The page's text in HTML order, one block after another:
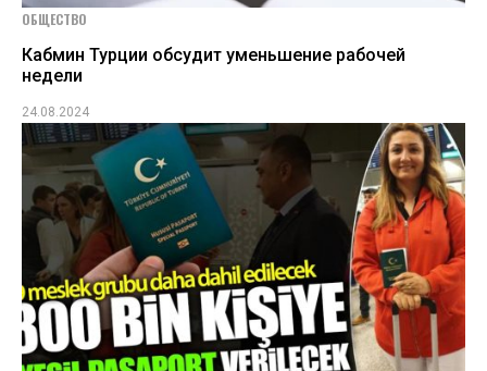
ОБЩЕСТВО
Кабмин Турции обсудит уменьшение рабочей
недели
24.08.2024